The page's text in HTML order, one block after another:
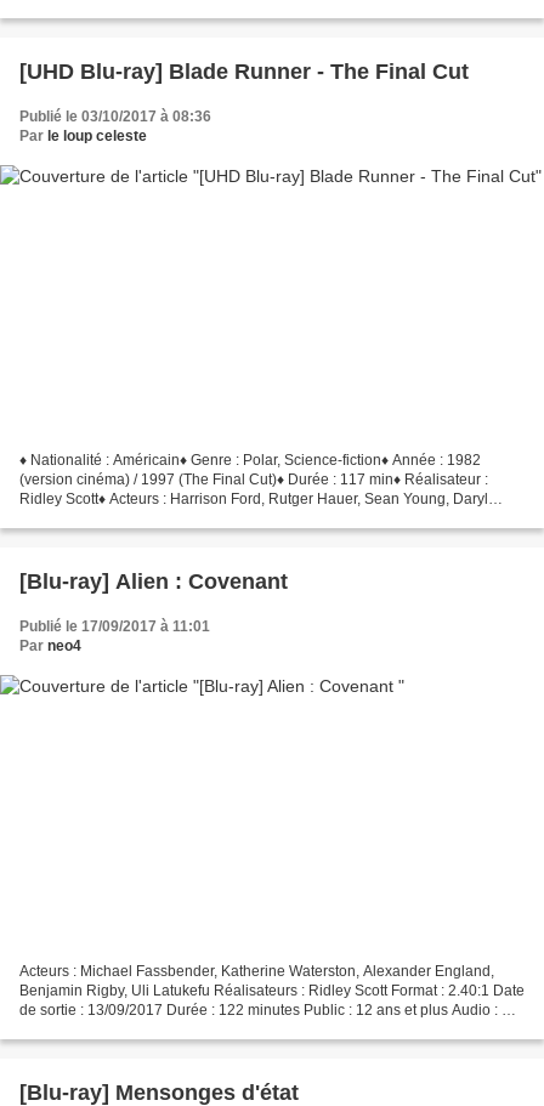
[UHD Blu-ray] Blade Runner - The Final Cut
Publié le 03/10/2017 à 08:36
Par le loup celeste
♦ Nationalité : Américain♦ Genre : Polar, Science-fiction♦ Année : 1982
(version cinéma) / 1997 (The Final Cut)♦ Durée : 117 min♦ Réalisateur :
Ridley Scott♦ Acteurs : Harrison Ford, Rutger Hauer, Sean Young, Daryl
[Blu-ray] Alien : Covenant
Publié le 17/09/2017 à 11:01
Par neo4
Acteurs : Michael Fassbender, Katherine Waterston, Alexander England,
Benjamin Rigby, Uli Latukefu Réalisateurs : Ridley Scott Format : 2.40:1 Date
de sortie : 13/09/2017 Durée : 122 minutes Public : 12 ans et plus Audio : VF
[Blu-ray] Mensonges d'état